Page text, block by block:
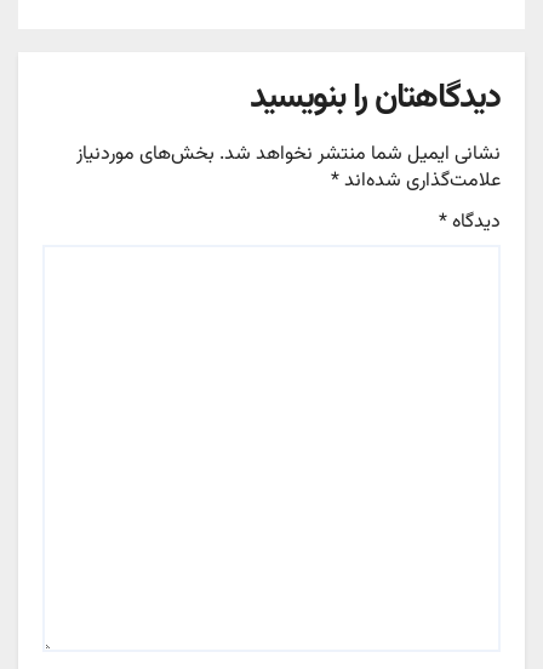
دیدگاهتان را بنویسید
نشانی ایمیل شما منتشر نخواهد شد. بخش‌های موردنیاز
علامت‌گذاری شده‌اند*
دیدگاه*